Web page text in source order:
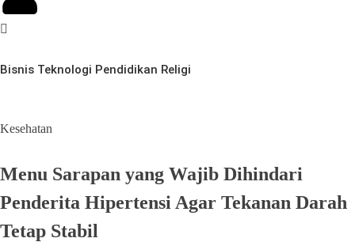
Bisnis Teknologi Pendidikan Religi
Kesehatan
Menu Sarapan yang Wajib Dihindari
Penderita Hipertensi Agar Tekanan Darah
Tetap Stabil